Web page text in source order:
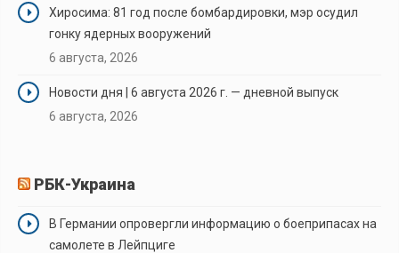
Хиросима: 81 год после бомбардировки, мэр осудил
гонку ядерных вооружений
6 августа, 2026
Новости дня | 6 августа 2026 г. — дневной выпуск
6 августа, 2026
РБК-Украина
В Германии опровергли информацию о боеприпасах на
самолете в Лейпциге